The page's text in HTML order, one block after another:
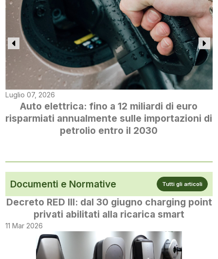
Luglio 07, 2026
Auto elettrica: fino a 12 miliardi di euro
risparmiati annualmente sulle importazioni di
petrolio entro il 2030
Documenti e Normative Tutti gli articoli
Decreto RED III: dal 30 giugno charging point
privati abilitati alla ricarica smart
11 Mar 2026